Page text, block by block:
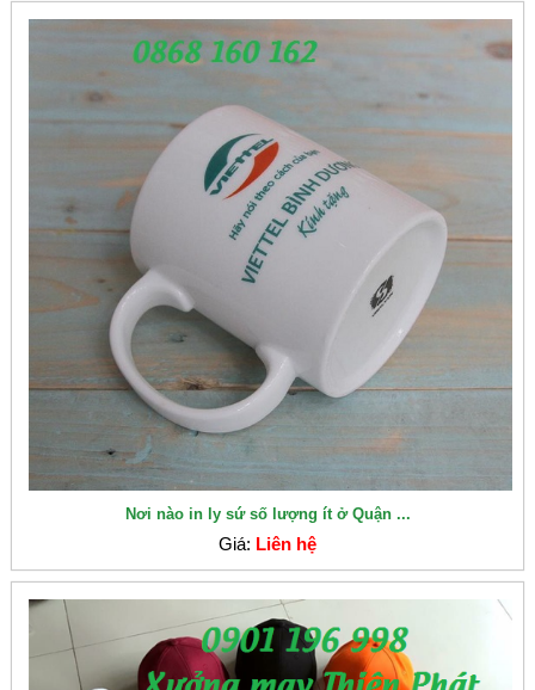
Nơi nào in ly sứ số lượng ít ở Quận ...
Giá: Liên hệ